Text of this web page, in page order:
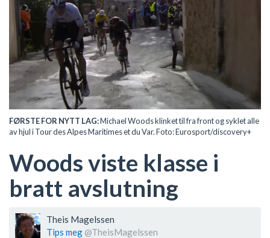
FØRSTE FOR NYTT LAG:Michael Woods klinket til fra front og syklet alle
av hjul i Tour des Alpes Maritimes et du Var. Foto: Eurosport/discovery+
Woods viste klasse i
bratt avslutning
Theis Magelssen
Tips meg @TheisMagelssen